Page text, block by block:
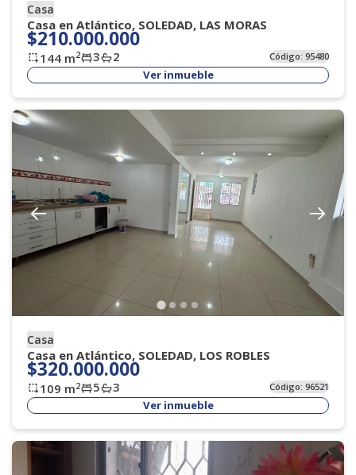
Casa
Casa en Atlántico, SOLEDAD, LAS MORAS
$210.000.000
144m2 3 2 Código:95480
Ver inmueble
Casa
Casa en Atlántico, SOLEDAD, LOS ROBLES
$320.000.000
109 m2 5 3 Código:96521
Ver inmueble